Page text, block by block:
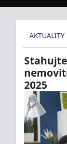
AKTUALITY
2025